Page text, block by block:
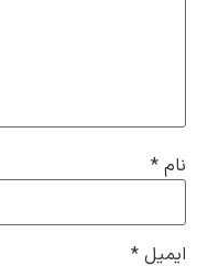
نام *
ایمیل *